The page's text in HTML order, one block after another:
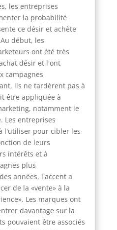
les entreprises
la probabilité
ce désir et achète
début, les
ont été très
désir et l'ont
campagnes
ils ne tardèrent pas à
être appliquée à
notamment le
Les entreprises
l'utiliser pour cibler les
de leurs
intérêts et à
plus
années, l'accent a
de la «vente» à la
Les marques ont
davantage sur la
pouvaient être associés